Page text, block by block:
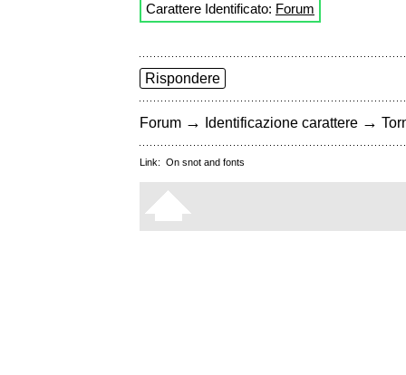
Carattere Identificato: Forum
Rispondere
Forum → Identificazione carattere →
Link: On snot and fonts